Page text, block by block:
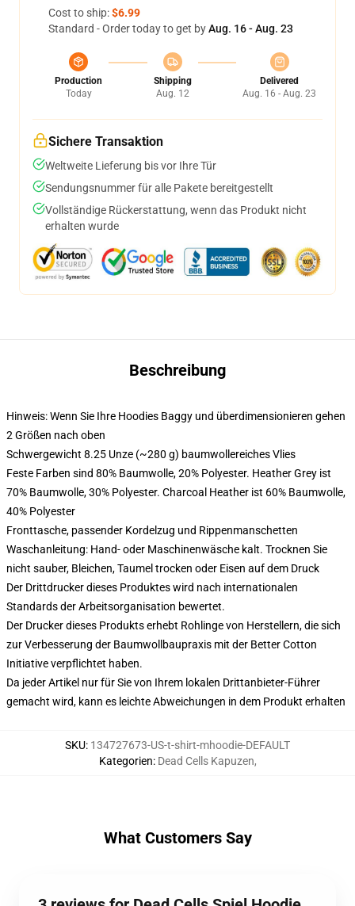
Cost to ship:$6.99
Standard - Order today to get byAug. 16 - Aug. 23
Production
Today
Shipping
Aug. 12
Delivered
Aug. 16 - Aug. 23
Sichere Transaktion
Weltweite Lieferung bis vor Ihre Tür
Sendungsnummer für alle Pakete bereitgestellt
Vollständige Rückerstattung, wenn das Produkt nicht
erhalten wurde
Beschreibung
Hinweis: Wenn Sie Ihre Hoodies Baggy und überdimensionieren gehen
2 Größen nach oben
Schwergewicht 8.25 Unze (~280 g) baumwollereiches Vlies
Feste Farben sind 80% Baumwolle, 20% Polyester. Heather Grey ist
70% Baumwolle, 30% Polyester. Charcoal Heather ist 60% Baumwolle,
40% Polyester
Fronttasche, passender Kordelzug und Rippenmanschetten
Waschanleitung: Hand- oder Maschinenwäsche kalt. Trocknen Sie
nicht sauber, Bleichen, Taumel trocken oder Eisen auf dem Druck
Der Drittdrucker dieses Produktes wird nach internationalen
Standards der Arbeitsorganisation bewertet.
Der Drucker dieses Produkts erhebt Rohlinge von Herstellern, die sich
zur Verbesserung der Baumwollbaupraxis mit der Better Cotton
Initiative verpflichtet haben.
Da jeder Artikel nur für Sie von Ihrem lokalen Drittanbieter-Führer
gemacht wird, kann es leichte Abweichungen in dem Produkt erhalten
SKU: 134727673-US-t-shirt-mhoodie-DEFAULT
Kategorien: Dead Cells Kapuzen,
What Customers Say